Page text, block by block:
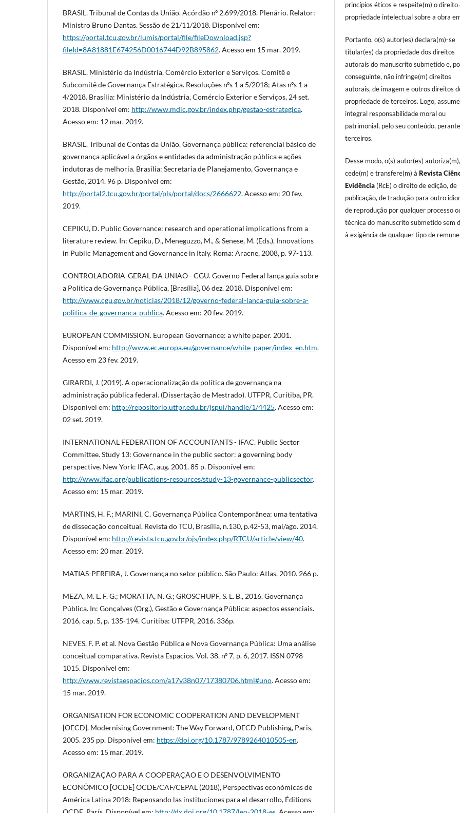
BRASIL. Tribunal de Contas da União. Acórdão nº 2.699/2018. Plenário. Relator:
Ministro Bruno Dantas. Sessão de 21/11/2018. Disponível em:
https://portal.tcu.gov.br/lumis/portal/file/fileDownload.jsp?
fileId=8A81881E674256D0016744D92B895862. Acesso em 15 mar. 2019.
BRASIL. Ministério da Indústria, Comércio Exterior e Serviços. Comitê e
Subcomitê de Governança Estratégica. Resoluções nºs 1 a 5/2018; Atas nºs 1 a
4/2018. Brasília: Ministério da Indústria, Comércio Exterior e Serviços, 24 set.
2018. Disponível em: http://www.mdic.gov.br/index.php/gestao-estrategica.
Acesso em: 12 mar. 2019.
BRASIL. Tribunal de Contas da União. Governança pública: referencial básico de
governança aplicável a órgãos e entidades da administração pública e ações
indutoras de melhoria. Brasília: Secretaria de Planejamento, Governança e
Gestão, 2014. 96 p. Disponível em:
http://portal2.tcu.gov.br/portal/pls/portal/docs/2666622. Acesso em: 20 fev.
2019.
CEPIKU, D. Public Governance: research and operational implications from a
literature review. In: Cepiku, D., Meneguzzo, M., & Senese, M. (Eds.), Innovations
in Public Management and Governance in Italy. Roma: Aracne, 2008, p. 97-113.
CONTROLADORIA-GERAL DA UNIÃO - CGU. Governo Federal lança guia sobre
a Política de Governança Pública, [Brasília], 06 dez. 2018. Disponível em:
http://www.cgu.gov.br/noticias/2018/12/governo-federal-lanca-guia-sobre-a-
politica-de-governanca-publica. Acesso em: 20 fev. 2019.
EUROPEAN COMMISSION. European Governance: a white paper. 2001.
Disponível em: http://www.ec.europa.eu/governance/white_paper/index_en.htm.
Acesso em 23 fev. 2019.
GIRARDI, J. (2019). A operacionalização da política de governança na
administração pública federal. (Dissertação de Mestrado). UTFPR, Curitiba, PR.
Disponível em: http://repositorio.utfpr.edu.br/jspui/handle/1/4425. Acesso em:
02 set. 2019.
INTERNATIONAL FEDERATION OF ACCOUNTANTS - IFAC. Public Sector
Committee. Study 13: Governance in the public sector: a governing body
perspective. New York: IFAC, aug. 2001. 85 p. Disponível em:
http://www.ifac.org/publications-resources/study-13-governance-publicsector.
Acesso em: 15 mar. 2019.
MARTINS, H. F.; MARINI, C. Governança Pública Contemporânea: uma tentativa
de dissecação conceitual. Revista do TCU, Brasília, n.130, p.42-53, mai/ago. 2014.
Disponível em: http://revista.tcu.gov.br/ojs/index.php/RTCU/article/view/40.
Acesso em: 20 mar. 2019.
MATIAS-PEREIRA, J. Governança no setor público. São Paulo: Atlas, 2010. 266 p.
MEZA, M. L. F. G.; MORATTA, N. G.; GROSCHUPF, S. L. B., 2016. Governança
Pública. In: Gonçalves (Org.), Gestão e Governança Pública: aspectos essenciais.
2016, cap. 5, p. 135-194. Curitiba: UTFPR, 2016. 336p.
NEVES, F. P. et al. Nova Gestão Pública e Nova Governança Pública: Uma análise
conceitual comparativa. Revista Espacios. Vol. 38, nº 7, p. 6, 2017. ISSN 0798
1015. Disponível em:
http://www.revistaespacios.com/a17v38n07/17380706.html#uno. Acesso em:
15 mar. 2019.
ORGANISATION FOR ECONOMIC COOPERATION AND DEVELOPMENT
[OECD]. Modernising Government: The Way Forward, OECD Publishing, Paris,
2005. 235 pp. Disponível em: https://doi.org/10.1787/9789264010505-en.
Acesso em: 15 mar. 2019.
ORGANIZAÇÃO PARA A COOPERAÇÃO E O DESENVOLVIMENTO
ECONÔMICO [OCDE] OCDE/CAF/CEPAL (2018), Perspectivas económicas de
América Latina 2018: Repensando las instituciones para el desarrollo, Éditions
princípios éticos e respeite(m) o direito
propriedade intelectual sobre a obra
Portanto, o(s) autor(es) declara(m)-se
titular(es) da propriedade dos direitos
autorais do manuscrito submetido e,
conseguinte, não infringe(m) direitos
autorais, de imagem e outros direitos
propriedade de terceiros. Logo,
integral responsabilidade moral ou
patrimonial, pelo seu conteúdo, perante
terceiros.
Desse modo, o(s) autor(es) autoriza(m),
cede(m) e transfere(m) àRevista
Evidência (RcE) o direito de edição, de
publicação, de tradução para outro
de reprodução por qualquer processo
técnica do manuscrito submetido sem
à exigência de qualquer tipo de